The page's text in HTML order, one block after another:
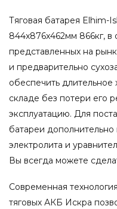
Тяговая батарея Elhim-
844x876x462мм 866кг,
представленных на
и предварительно
обеспечить длительное
складе без потери его
эксплуатацию. Для
батареи дополнительно
электролита и
Вы всегда можете
Современная
тяговых АКБ Искра